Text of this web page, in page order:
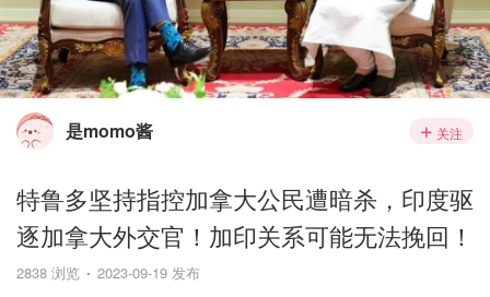
是momo酱 关注
特鲁多坚持指控加拿大公民遭暗杀，印度驱
逐加拿大外交官！加印关系可能无法挽回！
2838 浏览 2023-09-19 发布